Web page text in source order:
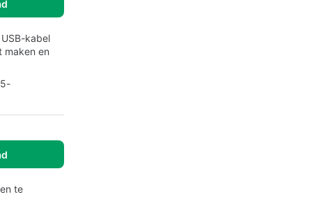
kabel
maken en
te